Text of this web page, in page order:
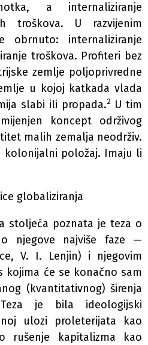
a internaliziranje
troškova. U razvijenim
obrnuto: internaliziranje
troškova. Profiteri bez
zemlje poljoprivredne
u kojoj katkada vlada
slabi ili propada.2U tim
koncept održivog
malih zemalja neodrživ.
kolonijalni položaj. Imaju li
globaliziranja
stoljeća poznata je teza o
njegove najviše faze —
V. I. Lenjin) i njegovim
kojima će se konačno sam
(kvantitativnog) širenja
je bila ideologijski
ulozi proleterijata kao
rušenje kapitalizma kao